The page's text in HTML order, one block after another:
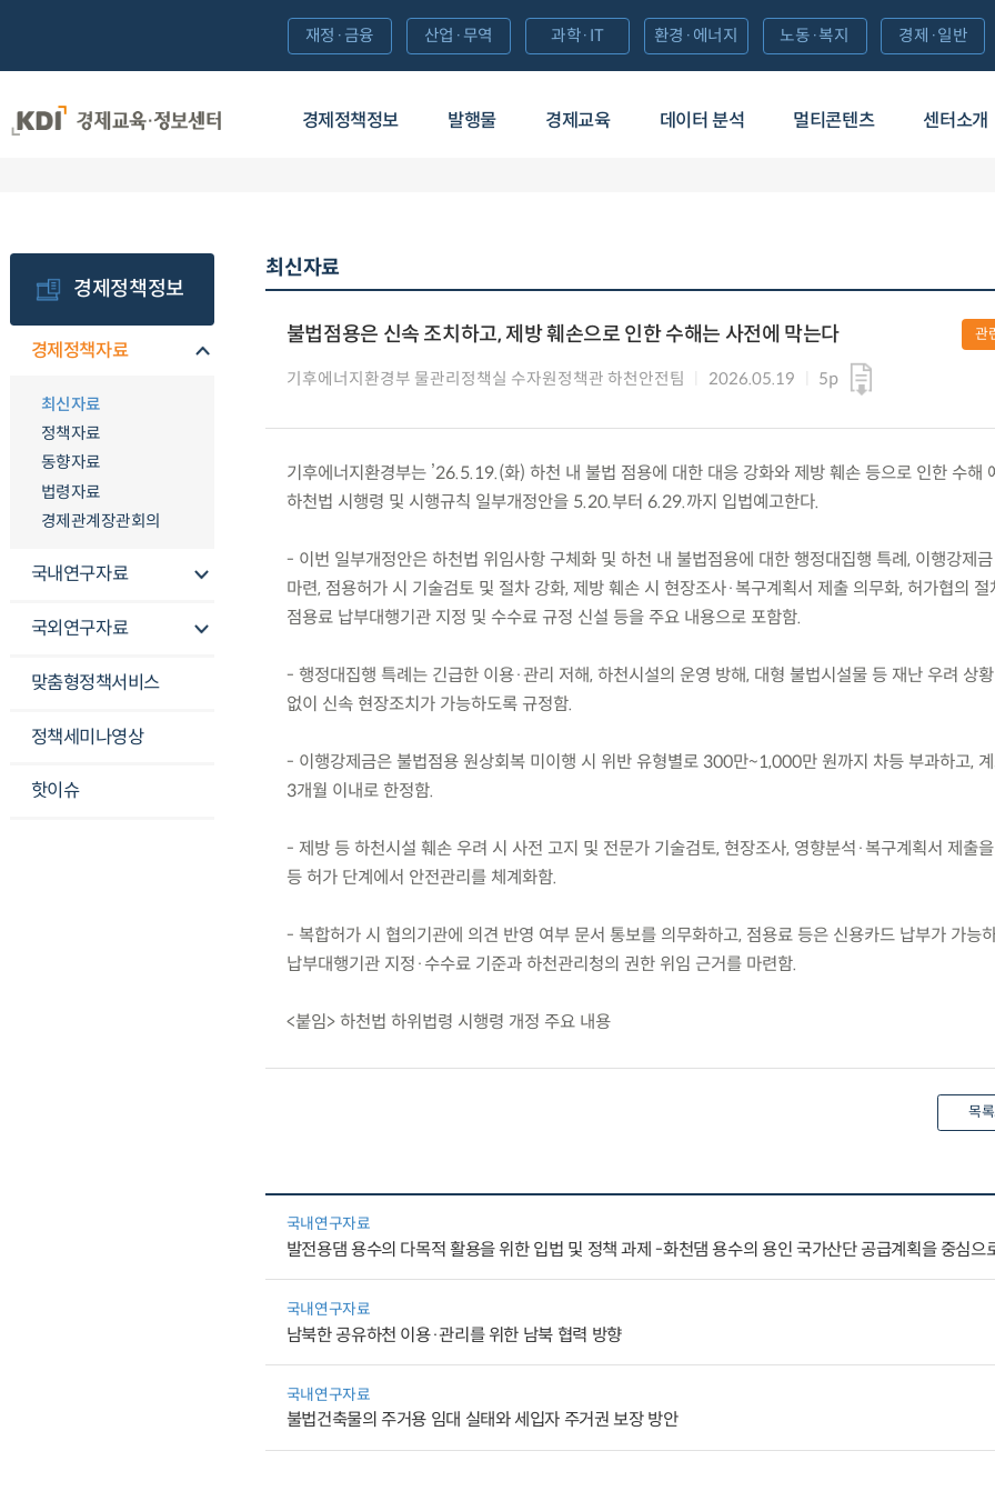
경제정책정보 발행물 경제교육 데이터 분석 멀티콘텐츠 센터소개
재정·금융 산업·무역 과학·IT 환경·에너지 노동·복지 경제·일반
경제정책정보
경제정책자료
최신자료
정책자료
동향자료
법령자료
경제관계장관회의
국내연구자료
국외연구자료
맞춤형정책서비스
정책세미나영상
핫이슈
최신자료
불법점용은 신속 조치하고, 제방 훼손으로 인한 수해는 사전에 막는다
기후에너지환경부 물관리정책실 수자원정책관 하천안전팀 2026.05.19 5p
관
기후에너지환경부는 ’26.5.19.(화) 하천 내 불법 점용에 대한 대응 강화와 제방 훼손 등으로 인한 수해
하천법 시행령 및 시행규칙 일부개정안을 5.20.부터 6.29.까지 입법예고한다.
- 이번 일부개정안은 하천법 위임사항 구체화 및 하천 내 불법점용에 대한 행정대집행 특례, 이행강제
마련, 점용허가 시 기술검토 및 절차 강화, 제방 훼손 시 현장조사·복구계획서 제출 의무화, 허가협의 절
점용료 납부대행기관 지정 및 수수료 규정 신설 등을 주요 내용으로 포함함.
- 행정대집행 특례는 긴급한 이용·관리 저해, 하천시설의 운영 방해, 대형 불법시설물 등 재난 우려 상
없이 신속 현장조치가 가능하도록 규정함.
- 이행강제금은 불법점용 원상회복 미이행 시 위반 유형별로 300만~1,000만 원까지 차등 부과하고,
3개월 이내로 한정함.
- 제방 등 하천시설 훼손 우려 시 사전 고지 및 전문가 기술검토, 현장조사, 영향분석·복구계획서 제출
등 허가 단계에서 안전관리를 체계화함.
- 복합허가 시 협의기관에 의견 반영 여부 문서 통보를 의무화하고, 점용료 등은 신용카드 납부가 가능
납부대행기관 지정·수수료 기준과 하천관리청의 권한 위임 근거를 마련함.
<붙임> 하천법 하위법령 시행령 개정 주요 내용
목
국내연구자료
발전용댐 용수의 다목적 활용을 위한 입법 및 정책 과제 -화천댐 용수의 용인 국가산단 공급계획을 중심으
국내연구자료
남북한 공유하천 이용·관리를 위한 남북 협력 방향
국내연구자료
불법건축물의 주거용 임대 실태와 세입자 주거권 보장 방안